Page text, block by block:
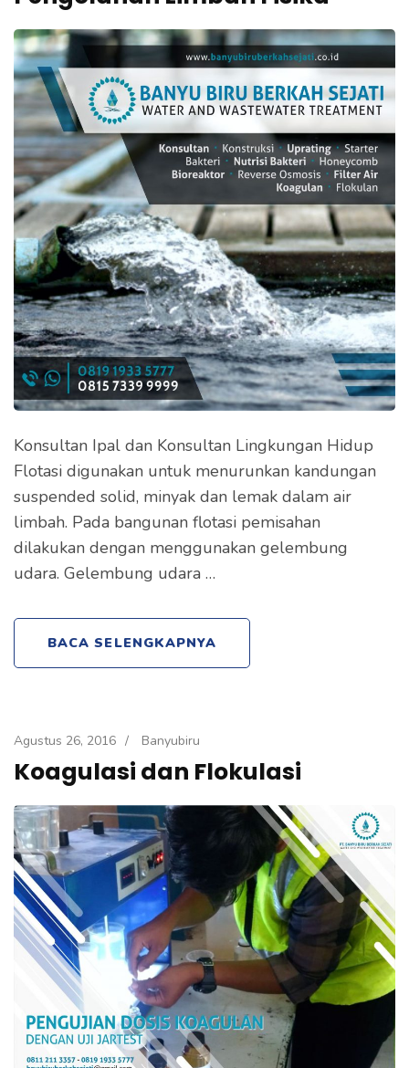
Konsultan Ipal dan Konsultan Lingkungan Hidup
Flotasi digunakan untuk menurunkan kandungan
suspended solid, minyak dan lemak dalam air
limbah. Pada bangunan flotasi pemisahan
dilakukan dengan menggunakan gelembung
udara. Gelembung udara …
BACA SELENGKAPNYA
Agustus 26, 2016 / Banyubiru
Koagulasi dan Flokulasi